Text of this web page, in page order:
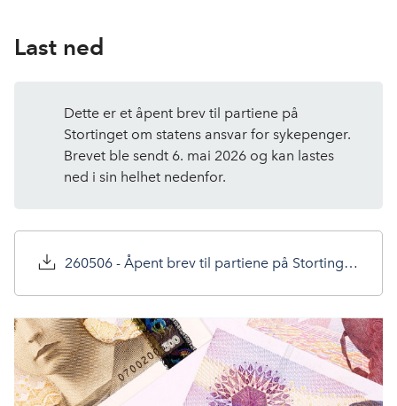
Last ned
Dette er et åpent brev til partiene på
Stortinget om statens ansvar for sykepenger.
Brevet ble sendt 6. mai 2026 og kan lastes
ned i sin helhet nedenfor.
260506 - Åpent brev til partiene på Stortinget.pdf